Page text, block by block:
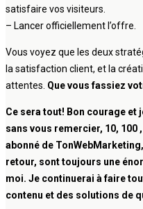
satisfaire vos visiteurs.
– Lancer officiellement l’offre.
Vous voyez que les deux
la satisfaction client, et la
attentes. Que vous fassiez
Ce sera tout! Bon courage et
sans vous remercier, 10, 100
abonné de
retour, sont toujours une
moi. Je continuerai à faire
contenu et des solutions de